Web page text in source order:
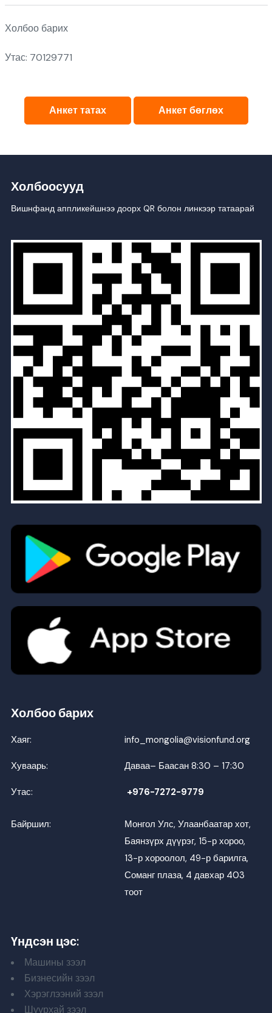
Холбоо барих
Утас: 70129771
Анкет татах Анкет бөглөх
Холбоосууд
Вишнфанд аппликейшнээ доорх QR болон линкээр татаарай
Холбоо барих
Хаяг: info_mongolia@visionfund.org
Хуваарь: Даваа– Баасан 8:30 – 17:30
Утас: +976-7272-9779
Байршил:
Монгол Улс, Улаанбаатар хот,
Баянзүрх дүүрэг, 15-р хороо,
13-р хороолол, 49-р барилга,
Соманг плаза, 4 давхар 403
тоот
Үндсэн цэс:
Машины зээл
Бизнесийн зээл
Хэрэглээний зээл
Шуурхай зээл